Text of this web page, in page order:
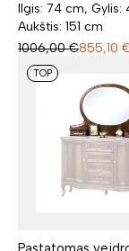
Ilgis: 74 cm, Gylis:
Aukštis: 151 cm
1006,00 €855,10
TOP